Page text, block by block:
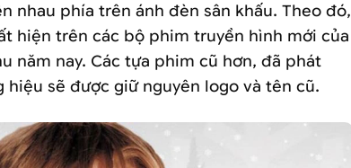
nhau phía trên ánh đèn sân khấu. Theo đó,
hiện trên các bộ phim truyền hình mới của
năm nay. Các tựa phim cũ hơn, đã phát
sẽ được giữ nguyên logo và tên cũ.